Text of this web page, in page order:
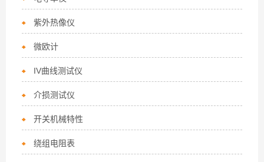
紫外热像仪
微欧计
IV曲线测试仪
介损测试仪
开关机械特性
绕组电阻表